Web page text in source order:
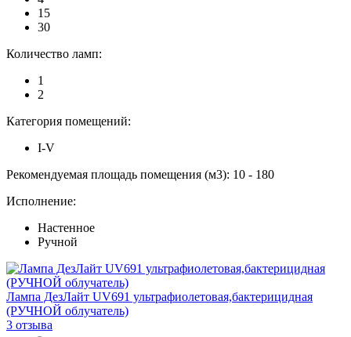
15
30
Количество ламп:
1
2
Категория помещений:
I-V
Рекомендуемая площадь помещения (м3): 10 - 180
Исполнение:
Настенное
Ручной
Лампа ДезЛайт UV691 ультрафиолетовая,бактерицидная
(РУЧНОЙ облучатель)
3 отзыва